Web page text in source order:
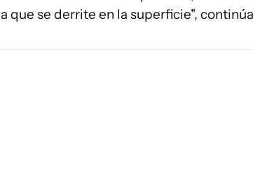
que se derrite en la superficie",